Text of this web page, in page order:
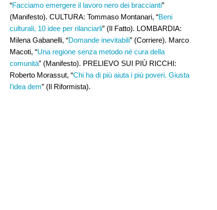
“Facciamo emergere il lavoro nero dei braccianti”
(Manifesto). CULTURA: Tommaso Montanari, “Beni
culturali, 10 idee per rilanciarli” (Il Fatto). LOMBARDIA:
Milena Gabanelli, “Domande inevitabili” (Corriere). Marco
Macoti, “Una regione senza metodo né cura della
comunità” (Manifesto). PRELIEVO SUI PIÙ RICCHI:
Roberto Morassut, “Chi ha di più aiuta i più poveri. Giusta
l’idea dem” (Il Riformista).